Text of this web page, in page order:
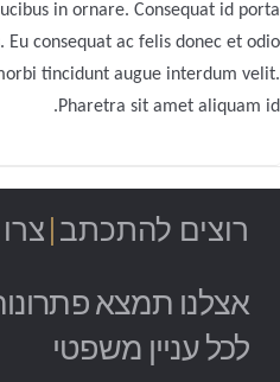
in ornare. Consequat id porta
Eu consequat ac felis donec et odio
tincidunt augue interdum velit.
Pharetra sit amet aliquam id.
רוצים להתכתב
אצלנו תמצא
לכל עניין משפטי